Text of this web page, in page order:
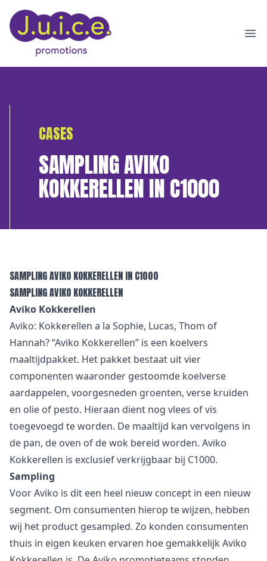
CASES
SAMPLING AVIKO
KOKKERELLEN IN C1000
SAMPLING AVIKO KOKKERELLEN IN C1000
SAMPLING AVIKO KOKKERELLEN
Aviko Kokkerellen
Aviko: Kokkerellen a la Sophie, Lucas, Thom of
Hannah? “Aviko Kokkerellen” is een koelvers
maaltijdpakket. Het pakket bestaat uit vier
componenten waaronder gestoomde koelverse
aardappelen, voorgesneden groenten, verse kruiden
en olie of pesto. Hieraan dient nog vlees of vis
toegevoegd te worden. De maaltijd kan vervolgens in
de pan, de oven of de wok bereid worden. Aviko
Kokkerellen is exclusief verkrijgbaar bij C1000.
Sampling
Voor Aviko is dit een heel nieuw concept in een nieuw
segment. Om consumenten hierop te wijzen, hebben
wij het product gesampled. Zo konden consumenten
thuis in eigen keuken ervaren hoe gemakkelijk Aviko